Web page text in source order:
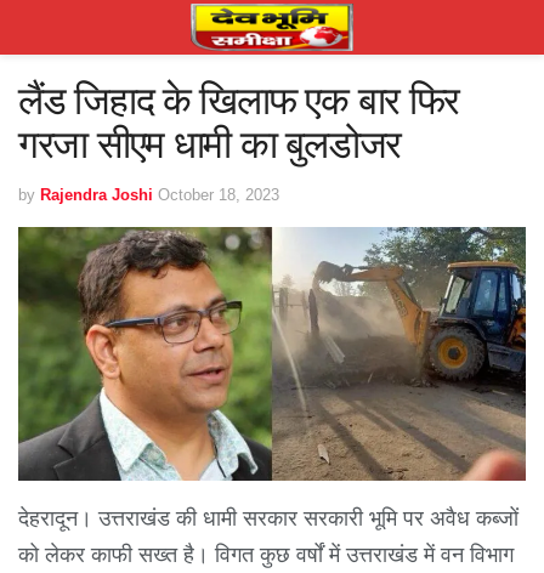
लैंड जिहाद के खिलाफ एक बार फिर
गरजा सीएम धामी का बुलडोजर
by Rajendra Joshi October 18, 2023
देहरादून। उत्तराखंड की धामी सरकार सरकारी भूमि पर अवैध कब्जों
को लेकर काफी सख्त है। विगत कुछ वर्षों में उत्तराखंड में वन विभाग